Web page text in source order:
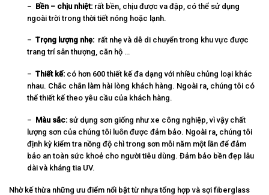
– Bền – chịu nhiệt: rất bền, chịu được va đập, có thể sử dụng
ngoài trời trong thời tiết nóng hoặc lạnh.
– Trọng lượng nhẹ: rất nhẹ và dễ di chuyển trong khu vực được
trang trí sân thượng, căn hộ …
– Thiết kế: có hơn 600 thiết kế đa dạng với nhiều chủng loại khác
nhau. Chắc chắn làm hài lòng khách hàng. Ngoài ra, chúng tôi có
thể thiết kế theo yêu cầu của khách hàng.
– Màu sắc: sử dụng sơn giống như xe công nghiệp, vì vậy chất
lượng sơn của chúng tôi luôn được đảm bảo. Ngoài ra, chúng tôi
định kỳ kiểm tra nồng độ chì trong sơn mỗi năm một lần để đảm
bảo an toàn sức khoẻ cho người tiêu dùng. Đảm bảo bền đẹp lâu
dài và kháng tia UV.
Nhờ kế thừa những ưu điểm nổi bật từ nhựa tổng hợp và sợi fiberglass